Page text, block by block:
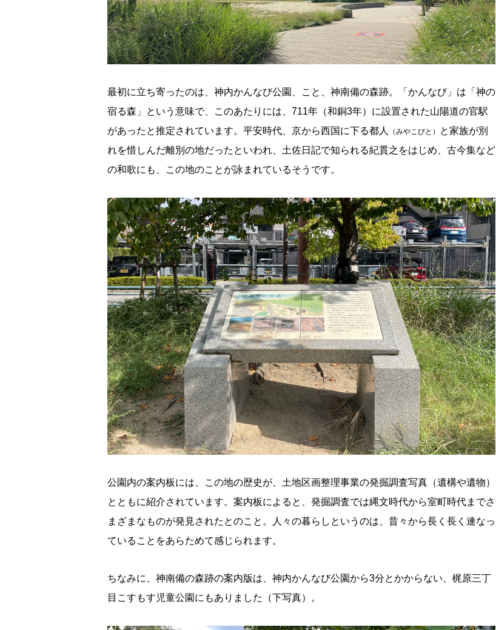
最初に立ち寄ったのは、神内かんなび公園、こと、神南備の森跡。「かんなび」は「神の
宿る森」という意味で、このあたりには、711年（和銅3年）に設置された山陽道の官駅
があったと推定されています。平安時代、京から西国に下る都人
（みやこびと）
と家族が別
れを惜しんだ離別の地だったといわれ、土佐日記で知られる紀貫之をはじめ、古今集など
の和歌にも、この地のことが詠まれているそうです。
公園内の案内板には、この地の歴史が、土地区画整理事業の発掘調査写真（遺構や遺物）
とともに紹介されています。案内板によると、発掘調査では縄文時代から室町時代までさ
まざまなものが発見されたとのこと。人々の暮らしというのは、昔々から長く長く連なっ
ていることをあらためて感じられます。
ちなみに、神南備の森跡の案内版は、神内かんなび公園から3分とかからない、梶原三丁
目こすもす児童公園にもありました（下写真）。